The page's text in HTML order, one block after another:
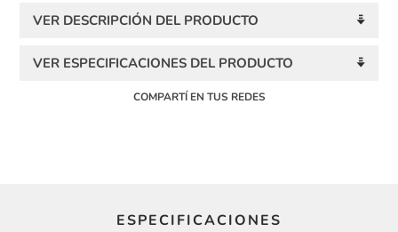
VER DESCRIPCIÓN DEL PRODUCTO
VER ESPECIFICACIONES DEL PRODUCTO
COMPARTÍ EN TUS REDES
ESPECIFICACIONES